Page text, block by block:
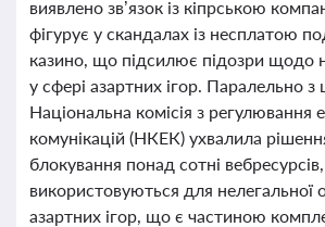
виявлено зв’язок із кіпрською
фігурує у скандалах із несплатою
казино, що підсилює підозри щодо
у сфері азартних ігор. Паралельно з
Національна комісія з регулювання
комунікацій (НКЕК) ухвалила
блокування понад сотні вебресурсів,
використовуються для нелегальної
азартних ігор, що є частиною